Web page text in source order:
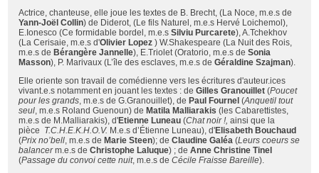
Actrice, chanteuse, elle joue les textes de B. Brecht, (La Noce, m.e.s de
Yann-Joël Collin)de Diderot, (Le fils Naturel , m.e.s Hervé Loichemol),
E.Ionesco (Ce formidable bordel , m.e.sSilviu Purcarete),A.Tchekhov
(La Cerisaie, m.e.s d'Olivier Lopez ) W.Shakespeare (La Nuit des Rois,
m.e.s de Bérangère Jannelle), E.Triolet (Oratorio,m.e.s de Sonia
Masson), P. Marivaux (L’île des esclaves, m.e.s deGéraldine Szajman).
Elle oriente son travail de comédienne vers les écritures d'auteur.ices
vivant.e.s notamment en jouant les textes : de Gilles Granouillet (Poucet
pour les grands,m.e.s deG.Granouillet), de Paul Fournel (Anquetil tout
seul, m.e.s Roland Guenoun) de Matila Malliarakis ( les Cabarettistes,
m.e.s de M.Malliarakis), d'Etienne Luneau (Chatnoir !, ainsi que la
pièce T.C.H.E.K.H.O.V. M.e.s d’ Étienne Luneau),d'Elisabeth Bouchaud
(Prix no’bell,m.e.s de Marie Steen); deClaudine Galéa (Leurs coeurs se
balancerm.e.s deChristophe Laluque) ; deAnne Christine Tinel
(Passage du convoi cette nuit, m.e.s deCécile Fraisse Bareille).